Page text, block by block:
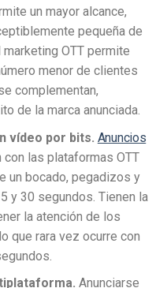
un mayor alcance,
pequeña de
OTT permite
menor de clientes
complementan,
de la marca anunciada.
vídeo por bits. Anuncios
con las plataformas OTT
un bocado, pegadizos y
y 30 segundos. Tienen la
la atención de los
que rara vez ocurre con
Anunciarse